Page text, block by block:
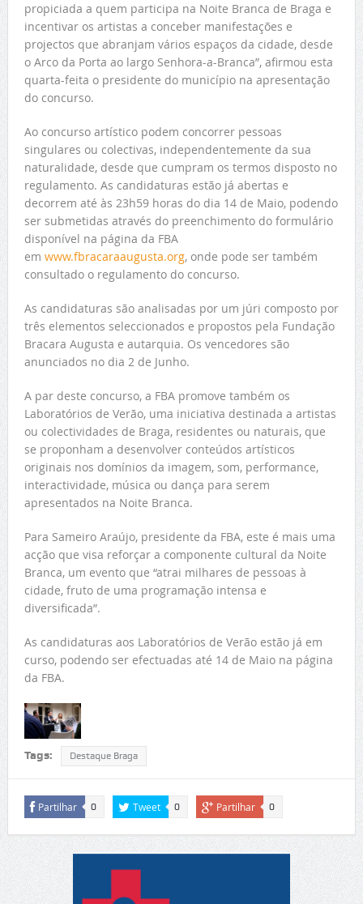
propiciada a quem participa na Noite Branca de Braga e
incentivar os artistas a conceber manifestações e
projectos que abranjam vários espaços da cidade, desde
o Arco da Porta ao largo Senhora-a-Branca”, afirmou esta
quarta-feita o presidente do município na apresentação
do concurso.
Ao concurso artístico podem concorrer pessoas
singulares ou colectivas, independentemente da sua
naturalidade, desde que cumpram os termos disposto no
regulamento. As candidaturas estão já abertas e
decorrem até às 23h59 horas do dia 14 de Maio, podendo
ser submetidas através do preenchimento do formulário
disponível na página da FBA
em www.fbracaraaugusta.org, onde pode ser também
consultado o regulamento do concurso.
As candidaturas são analisadas por um júri composto por
três elementos seleccionados e propostos pela Fundação
Bracara Augusta e autarquia. Os vencedores são
anunciados no dia 2 de Junho.
A par deste concurso, a FBA promove também os
Laboratórios de Verão, uma iniciativa destinada a artistas
ou colectividades de Braga, residentes ou naturais, que
se proponham a desenvolver conteúdos artísticos
originais nos domínios da imagem, som, performance,
interactividade, música ou dança para serem
apresentados na Noite Branca.
Para Sameiro Araújo, presidente da FBA, este é mais uma
acção que visa reforçar a componente cultural da Noite
Branca, um evento que “atrai milhares de pessoas à
cidade, fruto de uma programação intensa e
diversificada”.
As candidaturas aos Laboratórios de Verão estão já em
curso, podendo ser efectuadas até 14 de Maio na página
da FBA.
Tags: Destaque Braga
Partilhar 0 Tweet 0 Partilhar 0